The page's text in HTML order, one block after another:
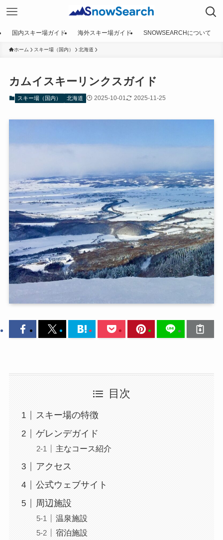
国内スキー場ガイド 海外スキー場ガイド SNOWSEARCHについて
ホーム スキー場（国内） 北海道
カムイスキーリンクスガイド
スキー場（国内） 北海道 2025-10-01 2025-11-25
目次
スキー場の特徴
ゲレンデガイド
主なコース紹介
アクセス
公式ウェブサイト
周辺施設
温泉施設
宿泊施設